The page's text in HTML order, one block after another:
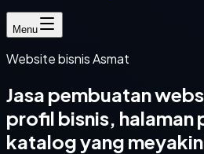
Menu
Website bisnis Asmat
Jasa pembuatan
profil bisnis, halaman
katalog yang